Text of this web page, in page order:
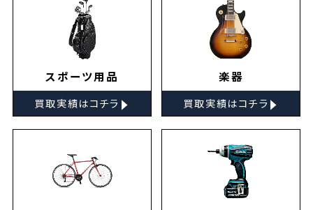
スポーツ用品
買取実績はコチラ ▸
楽器
買取実績はコチラ ▸